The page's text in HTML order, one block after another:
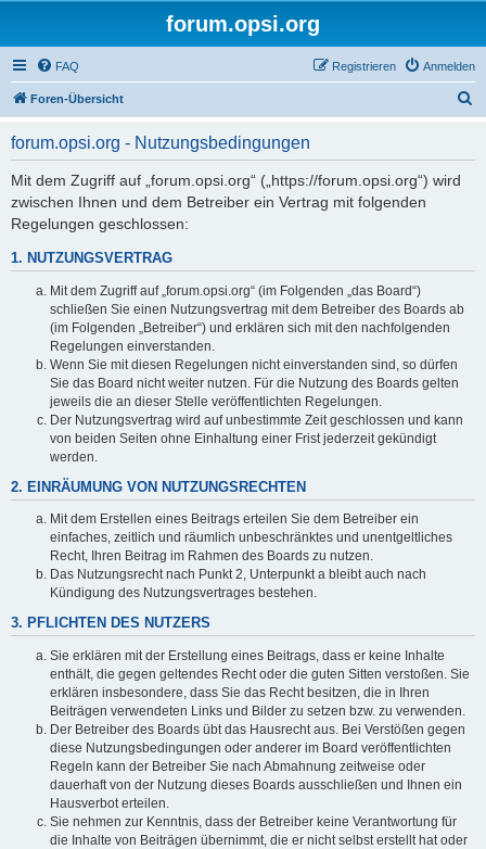
forum.opsi.org
FAQ Anmelden
Registrieren
Foren-Übersicht
forum.opsi.org - Nutzungsbedingungen
Mit dem Zugriff auf „forum.opsi.org“ („https://forum.opsi.org“) wird
zwischen Ihnen und dem Betreiber ein Vertrag mit folgenden
Regelungen geschlossen:
1. NUTZUNGSVERTRAG
Mit dem Zugriff auf „forum.opsi.org“ (im Folgenden „das Board“)
schließen Sie einen Nutzungsvertrag mit dem Betreiber des Boards ab
(im Folgenden „Betreiber“) und erklären sich mit den nachfolgenden
Regelungen einverstanden.
Wenn Sie mit diesen Regelungen nicht einverstanden sind, so dürfen
Sie das Board nicht weiter nutzen. Für die Nutzung des Boards gelten
jeweils die an dieser Stelle veröffentlichten Regelungen.
Der Nutzungsvertrag wird auf unbestimmte Zeit geschlossen und kann
von beiden Seiten ohne Einhaltung einer Frist jederzeit gekündigt
werden.
2. EINRÄUMUNG VON NUTZUNGSRECHTEN
Mit dem Erstellen eines Beitrags erteilen Sie dem Betreiber ein
einfaches, zeitlich und räumlich unbeschränktes und unentgeltliches
Recht, Ihren Beitrag im Rahmen des Boards zu nutzen.
Das Nutzungsrecht nach Punkt 2, Unterpunkt a bleibt auch nach
Kündigung des Nutzungsvertrages bestehen.
3. PFLICHTEN DES NUTZERS
Sie erklären mit der Erstellung eines Beitrags, dass er keine Inhalte
enthält, die gegen geltendes Recht oder die guten Sitten verstoßen. Sie
erklären insbesondere, dass Sie das Recht besitzen, die in Ihren
Beiträgen verwendeten Links und Bilder zu setzen bzw. zu verwenden.
Der Betreiber des Boards übt das Hausrecht aus. Bei Verstößen gegen
diese Nutzungsbedingungen oder anderer im Board veröffentlichten
Regeln kann der Betreiber Sie nach Abmahnung zeitweise oder
dauerhaft von der Nutzung dieses Boards ausschließen und Ihnen ein
Hausverbot erteilen.
Sie nehmen zur Kenntnis, dass der Betreiber keine Verantwortung für
die Inhalte von Beiträgen übernimmt, die er nicht selbst erstellt hat oder